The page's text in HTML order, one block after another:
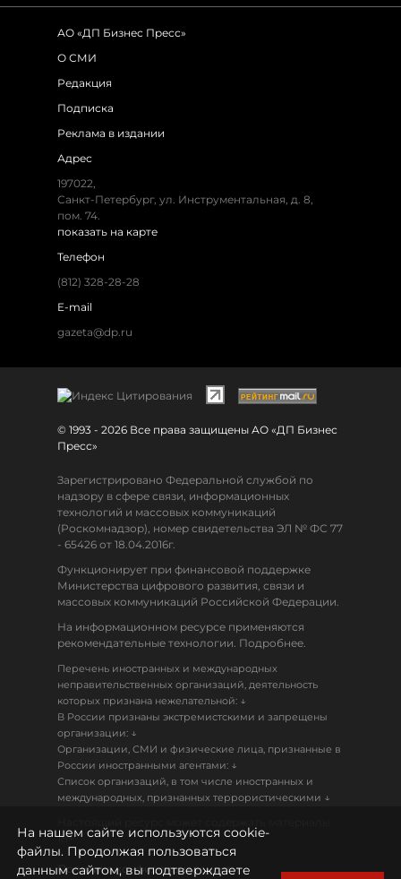
АО «ДП Бизнес Пресс»
О СМИ
Редакция
Подписка
Реклама в издании
Адрес
197022,
Санкт-Петербург, ул. Инструментальная, д. 8,
пом. 74.
показать на карте
Телефон
(812) 328-28-28
E-mail
gazeta@dp.ru
© 1993 - 2026 Все права защищены АО «ДП Бизнес
Пресс»
Зарегистрировано Федеральной службой по
надзору в сфере связи, информационных
технологий и массовых коммуникаций
(Роскомнадзор), номер свидетельства ЭЛ № ФС 77
- 65426 от 18.04.2016г.
Функционирует при финансовой поддержке
Министерства цифрового развития, связи и
массовых коммуникаций Российской Федерации.
На информационном ресурсе применяются
рекомендательные технологии. Подробнее.
Перечень иностранных и международных
неправительственных организаций, деятельность
которых признана нежелательной: ↓
В России признаны экстремистскими и запрещены
организации: ↓
Организации, СМИ и физические лица, признанные в
России иностранными агентами: ↓
Список организаций, в том числе иностранных и
международных, признанных террористическими ↓
18+
Политика конфиденциальности
На нашем сайте используются cookie-
файлы. Продолжая пользоваться
данным сайтом, вы подтверждаете